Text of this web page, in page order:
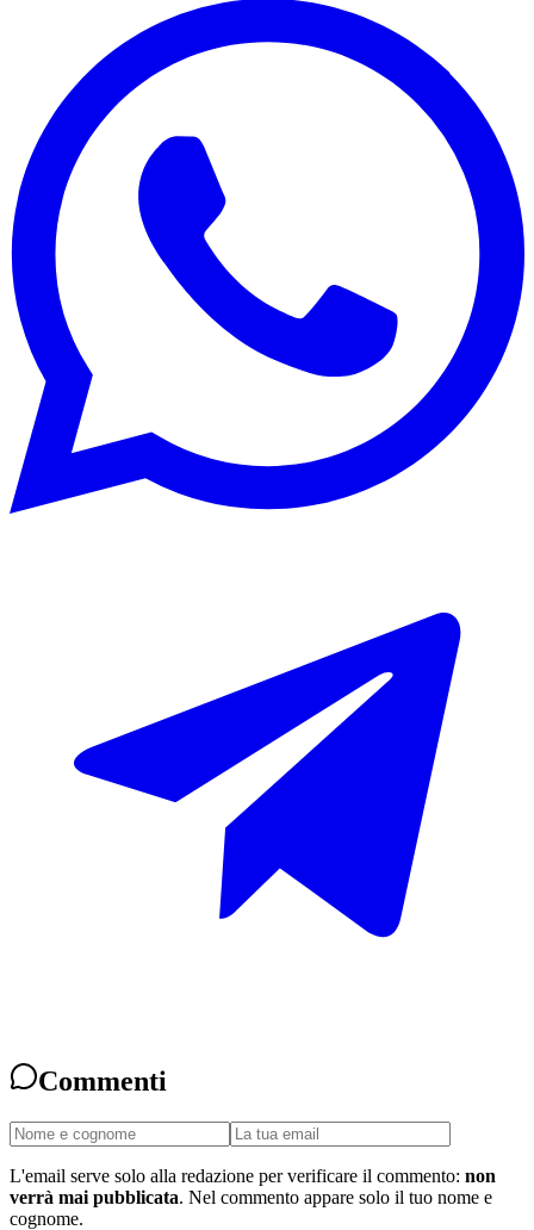
Commenti
L'email serve solo alla redazione per verificare il commento: non
verrà mai pubblicata. Nel commento appare solo il tuo nome e
cognome.